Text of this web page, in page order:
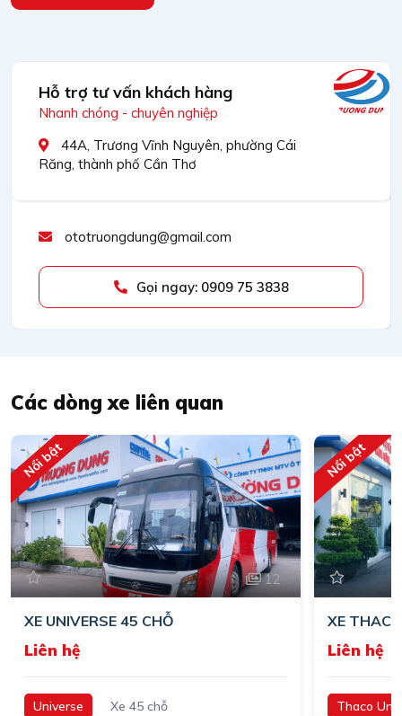
Hỗ trợ tư vấn khách hàng
Nhanh chóng - chuyên nghiệp
44A, Trương Vĩnh Nguyên, phường Cái
Răng, thành phố Cần Thơ
ototruongdung@gmail.com
Gọi ngay: 0909 75 3838
Các dòng xe liên quan
12
Nổi bật
XE UNIVERSE 45 CHỖ
Liên hệ
Universe Xe 45 chỗ
Nổi bật
XE
Liên hệ
Thaco